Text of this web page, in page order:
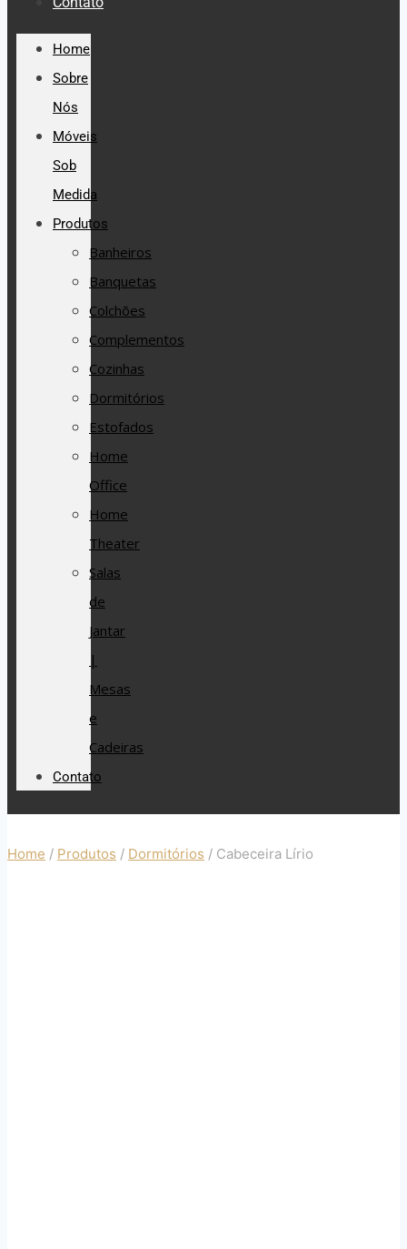
Home
Sobre
Nós
Móveis
Sob
Medida
Produtos
Banheiros
Banquetas
Colchões
Complementos
Cozinhas
Dormitórios
Estofados
Home
Office
Home
Theater
Salas
de
Jantar
|
Mesas
e
Cadeiras
Contato
Home / Produtos / Dormitórios / Cabeceira Lírio